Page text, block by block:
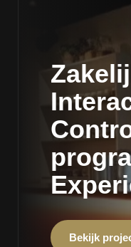
Bekijk